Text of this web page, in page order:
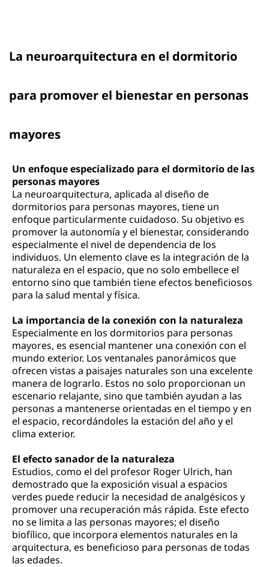
La neuroarquitectura en el dormitorio
para promover el bienestar en personas
mayores
Un enfoque especializado para el dormitorio de las
personas mayores
La neuroarquitectura, aplicada al diseño de
dormitorios para personas mayores, tiene un
enfoque particularmente cuidadoso. Su objetivo es
promover la autonomía y el bienestar, considerando
especialmente el nivel de dependencia de los
individuos. Un elemento clave es la integración de la
naturaleza en el espacio, que no solo embellece el
entorno sino que también tiene efectos beneficiosos
para la salud mental y física.
La importancia de la conexión con la naturaleza
Especialmente en los dormitorios para personas
mayores, es esencial mantener una conexión con el
mundo exterior. Los ventanales panorámicos que
ofrecen vistas a paisajes naturales son una excelente
manera de lograrlo. Estos no solo proporcionan un
escenario relajante, sino que también ayudan a las
personas a mantenerse orientadas en el tiempo y en
el espacio, recordándoles la estación del año y el
clima exterior.
El efecto sanador de la naturaleza
Estudios, como el del profesor Roger Ulrich, han
demostrado que la exposición visual a espacios
verdes puede reducir la necesidad de analgésicos y
promover una recuperación más rápida. Este efecto
no se limita a las personas mayores; el diseño
biofílico, que incorpora elementos naturales en la
arquitectura, es beneficioso para personas de todas
las edades.